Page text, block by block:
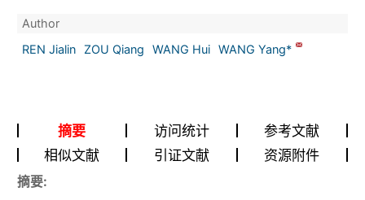
Author
REN Jialin
ZOU Qiang WANG Hui WANG Yang*
摘要 访问统计
参考文献
相似文献
引证文献 资源附件
摘要: